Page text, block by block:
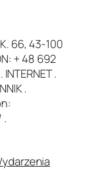
66, 43-100
+ 48 692
.
.
.